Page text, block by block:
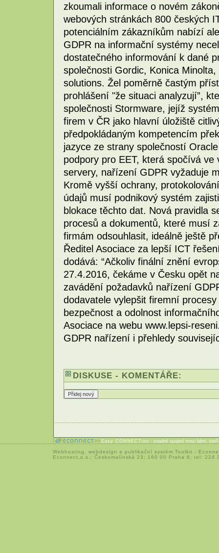
zkoumali informace o novém
webových stránkách 800 českých
potenciálním zákazníkům nabízí
GDPR na informační systémy
dostatečného informování k dané
společnosti Gordic, Konica
solutions. Žel poměrně častým
prohlášení "že situaci analyzují”,
společnosti Stormware, jejíž
firem v ČR jako hlavní úložiště
předpokládaným kompetencím
jazyce ze strany společností
podpory pro EET, která spočívá
servery, nařízení GDPR vyžaduje
Kromě vyšší ochrany,
údajů musí podnikový systém
blokace těchto dat. Nová pravidla
procesů a dokumentů, které musí
firmám odsouhlasit, ideálně ještě
Ředitel Asociace za lepší ICT
dodává: “Ačkoliv finální znění
27.4.2016, čekáme v Česku opět
zavádění požadavků nařízení
dodavatele vylepšit firemní
bezpečnost a odolnost
Asociace na webu www.lepsi-
GDPR nařízení i přehledy
DISKUSE - KOMENTÁŘE:
Easy CONNECTion - snadné spojení mezi lidmi,
Webhosting webdesign a publikační systém Toolkit -
Econnect,o.s.; Českomalínská 23; 160 00 Praha 6; tel: 224